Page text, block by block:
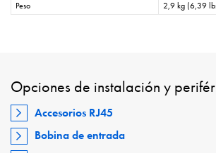
Peso
2,9 kg (6,39
Opciones de instalación y
Accesorios RJ45
Bobina de entrada